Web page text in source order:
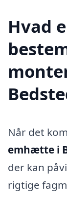
Hvad
Når det
emhætte i
der kan
rigtige